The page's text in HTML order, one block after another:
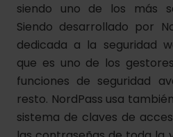
siendo uno de los más
Siendo desarrollado por
dedicada a la seguridad
que es uno de los
funciones de seguridad
resto. NordPass usa
sistema de claves de